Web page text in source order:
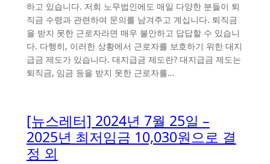
하고 있습니다. 저희 노무법인에도 매일 다양한 분들이 퇴
직금 수령과 관련하여 문의를 남겨주고 계십니다. 퇴직금
을 받지 못한 근로자라면 매우 불안하고 답답할 수 있습니
다. 다행히, 이러한 상황에서 근로자를 보호하기 위한 대지
급금 제도가 있습니다. 대지급금 제도란? 대지급금 제도는
퇴직금, 임금 등을 받지 못한 근로자를…
[뉴스레터] 2024년 7월 25일 –
2025년 최저임금 10,030원으로 결
정 외